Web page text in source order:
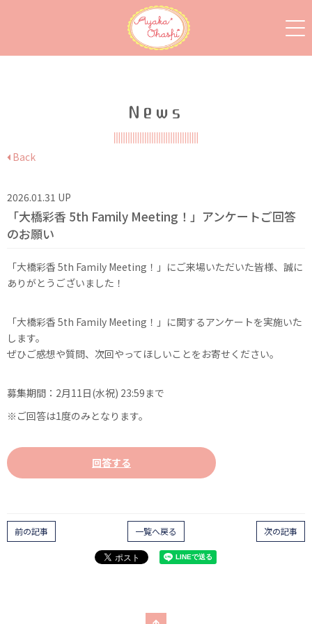
News
Back
2026.01.31 UP
「大橋彩香 5th Family Meeting！」アンケートご回答
のお願い
「大橋彩香 5th Family Meeting！」にご来場いただいた皆様、誠に
ありがとうございました！
「大橋彩香 5th Family Meeting！」に関するアンケートを実施いた
します。
ぜひご感想や質問、次回やってほしいことをお寄せください。
募集期間：2月11日(水祝) 23:59まで
※ご回答は1度のみとなります。
回答する
次の記事
一覧へ戻る
前の記事